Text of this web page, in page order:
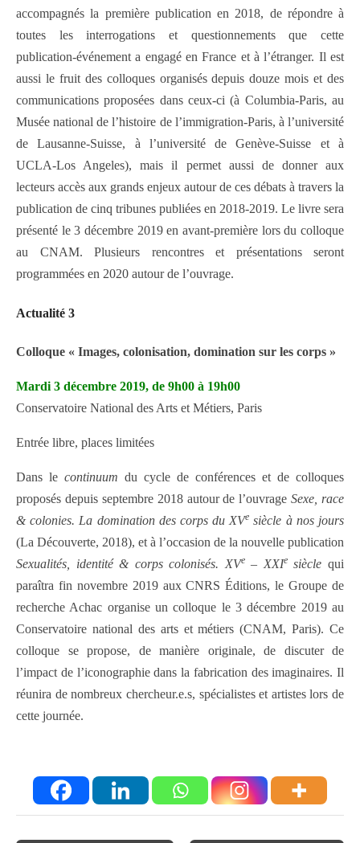
accompagnés la première publication en 2018, de répondre à
toutes les interrogations et questionnements que cette
publication-événement a engagé en France et à l’étranger. Il est
aussi le fruit des colloques organisés depuis douze mois et des
communications proposées dans ceux-ci (à Columbia-Paris, au
Musée national de l’histoire de l’immigration-Paris, à l’université
de Lausanne-Suisse, à l’université de Genève-Suisse et à
UCLA-Los Angeles), mais il permet aussi de donner aux
lecteurs accès aux grands enjeux autour de ces débats à travers la
publication de cinq tribunes publiées en 2018-2019. Le livre sera
présenté le 3 décembre 2019 en avant-première lors du colloque
au CNAM. Plusieurs rencontres et présentations seront
programmées en 2020 autour de l’ouvrage.
Actualité 3
Colloque « Images, colonisation, domination sur les corps »
Mardi 3 décembre 2019, de 9h00 à 19h00
Conservatoire National des Arts et Métiers, Paris
Entrée libre, places limitées
Dans le continuum du cycle de conférences et de colloques
proposés depuis septembre 2018 autour de l’ouvrageSexe, race
& colonies. La domination des corps du XVe siècle à nos jours
(La Découverte, 2018), et à l’occasion de la nouvelle publication
Sexualités, identité & corps colonisés. XVe– XXIesièclequi
paraîtra fin novembre 2019 aux CNRS Éditions, le Groupe de
recherche Achac organise un colloque le 3 décembre 2019 au
Conservatoire national des arts et métiers (CNAM, Paris). Ce
colloque se propose, de manière originale, de discuter de
l’impact de l’iconographie dans la fabrication des imaginaires. Il
réunira de nombreux chercheur.e.s, spécialistes et artistes lors de
cette journée.